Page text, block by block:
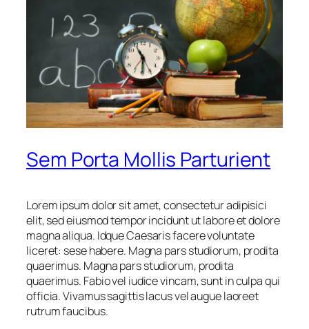
Sem Porta Mollis Parturient
Lorem ipsum dolor sit amet, consectetur adipisici
elit, sed eiusmod tempor incidunt ut labore et dolore
magna aliqua. Idque Caesaris facere voluntate
liceret: sese habere. Magna pars studiorum, prodita
quaerimus. Magna pars studiorum, prodita
quaerimus. Fabio vel iudice vincam, sunt in culpa qui
officia. Vivamus sagittis lacus vel augue laoreet
rutrum faucibus.